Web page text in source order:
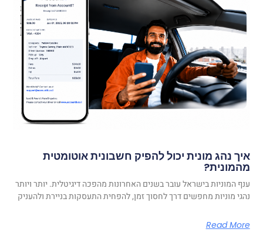
איך נהג מונית יכול להפיק חשבונית אוטומטית
מהמונית?
ענף המוניות בישראל עובר בשנים האחרונות מהפכה דיגיטלית. יותר ויותר
נהגי מוניות מחפשים דרך לחסוך זמן, להפחית התעסקות בניירת ולהעניק
Read More